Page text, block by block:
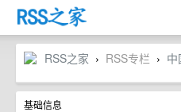
RSS之家 › RSS专栏 ›
基础信息